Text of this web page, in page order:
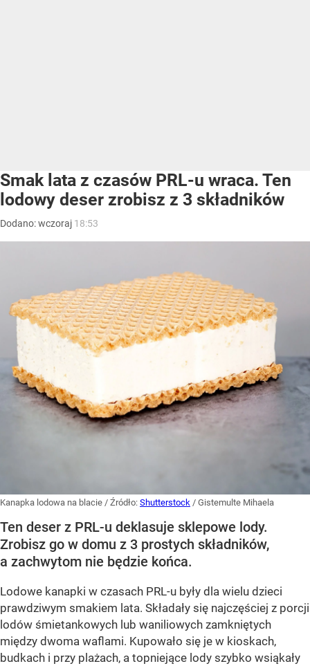
Smak lata z czasów PRL-u wraca. Ten
lodowy deser zrobisz z 3 składników
Dodano:wczoraj 18:53
Kanapka lodowa na blacie / Źródło: Shutterstock / Gistemulte Mihaela
Ten deser z PRL-u deklasuje sklepowe lody.
Zrobisz go w domu z 3 prostych składników,
a zachwytom nie będzie końca.
Lodowe kanapki w czasach PRL-u były dla wielu dzieci
prawdziwym smakiem lata. Składały się najczęściej z porcji
lodów śmietankowych lub waniliowych zamkniętych
między dwoma waflami. Kupowało się je w kioskach,
budkach i przy plażach, a topniejące lody szybko wsiąkały